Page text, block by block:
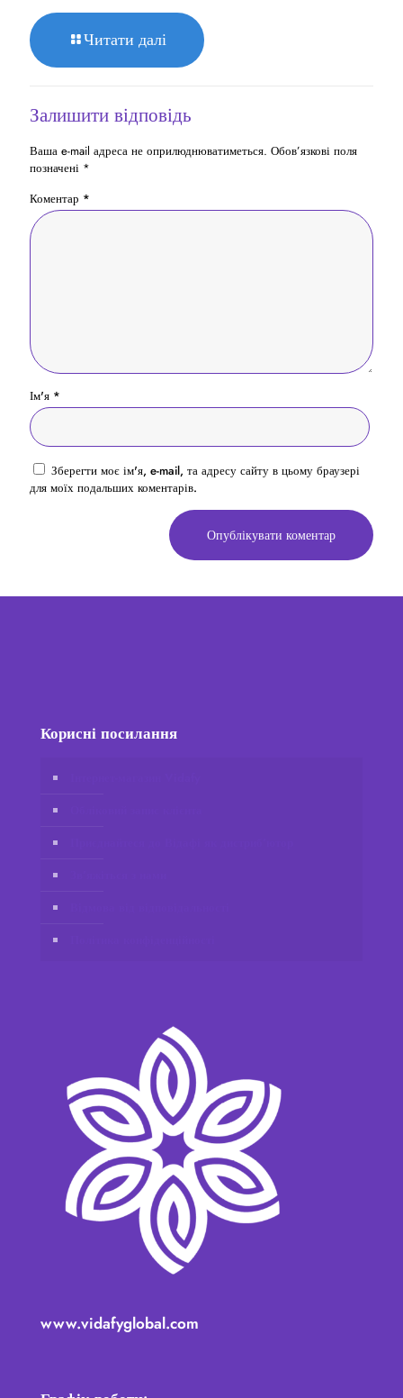
Читати далі
Залишити відповідь
Ваша e-mail адреса не оприлюднюватиметься. Обов’язкові поля
позначені *
Коментар *
Ім'я *
Зберегти моє ім'я, e-mail, та адресу сайту в цьому браузері
для моїх подальших коментарів.
Корисні посилання
www.vidafyglobal.com